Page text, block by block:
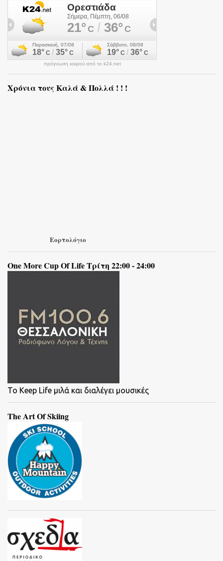
πρόγνωση καιρού από το k24.net
Χρόνια τους Καλά & Πολλά ! ! !
Εορτολόγιο
One More Cup Of Life Τρίτη 22:00 - 24:00
To Keep Life μιλά και διαλέγει μουσικές
The Art Of Skiing